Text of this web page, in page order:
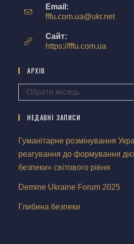
Email:
fffu.com.ua@ukr.net
Сайт:
https://fffu.com.ua
АРХІВ
Обрати місяць
НЕДАВНІ ЗАПИСИ
Гуманітарне розмінування
реагування до формування
безпеки» світового рівня
Demine Ukraine Forum 2025
Глибина безпеки